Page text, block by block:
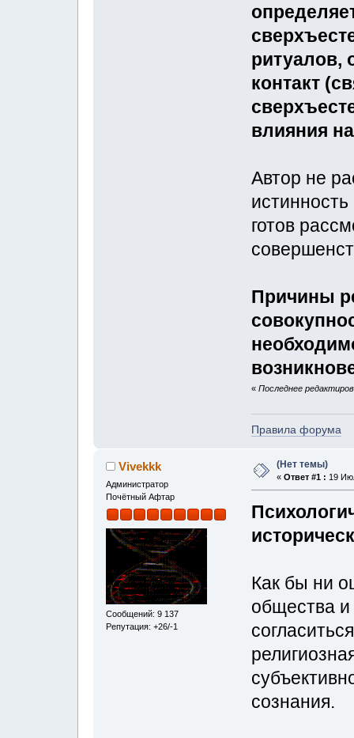
ритуалов,
контакт
влияния
Автор не
готов
Причины
« Последнее
Правила форума
Vivekkk
Администратор
Почётный Афтар
Сообщений: 9 137
Репутация: +26/-1
(Нет темы)
« Ответ #1 : 19
Как бы ни
общества и
сознания.